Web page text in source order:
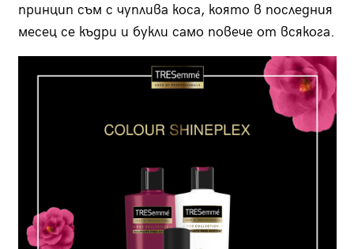
принцип съм с чуплива коса, която в последния
месец се къдри и букли само повече от всякога.